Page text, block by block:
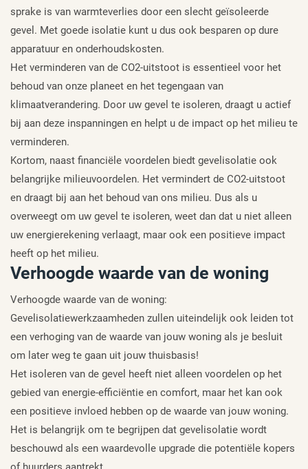
sprake is van warmteverlies door een slecht geïsoleerde
gevel. Met goede isolatie kunt u dus ook besparen op dure
apparatuur en onderhoudskosten.
Het verminderen van de CO2-uitstoot is essentieel voor het
behoud van onze planeet en het tegengaan van
klimaatverandering. Door uw gevel te isoleren, draagt ​​u actief
bij aan deze inspanningen en helpt u de impact op het milieu te
verminderen.
Kortom, naast financiële voordelen biedt gevelisolatie ook
belangrijke milieuvoordelen. Het vermindert de CO2-uitstoot
en draagt ​​bij aan het behoud van ons milieu. Dus als u
overweegt om uw gevel te isoleren, weet dan dat u niet alleen
uw energierekening verlaagt, maar ook een positieve impact
heeft op het milieu.
Verhoogde waarde van de woning
Verhoogde waarde van de woning:
Gevelisolatiewerkzaamheden zullen uiteindelijk ook leiden tot
een verhoging van de waarde van jouw woning als je besluit
om later weg te gaan uit jouw thuisbasis!
Het isoleren van de gevel heeft niet alleen voordelen op het
gebied van energie-efficiëntie en comfort, maar het kan ook
een positieve invloed hebben op de waarde van jouw woning.
Het is belangrijk om te begrijpen dat gevelisolatie wordt
beschouwd als een waardevolle upgrade die potentiële kopers